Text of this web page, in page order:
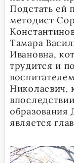
Подстать ей
методист
Тамара
Ивановна,
трудится и
Николаевич,
образования
является